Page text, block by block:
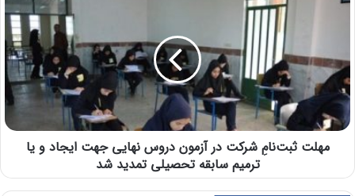
مهلت ثبت‌نامِ شرکت در آزمون دروس نهایی جهت ایجاد و یا
ترمیم سابقه تحصیلی تمدید شد